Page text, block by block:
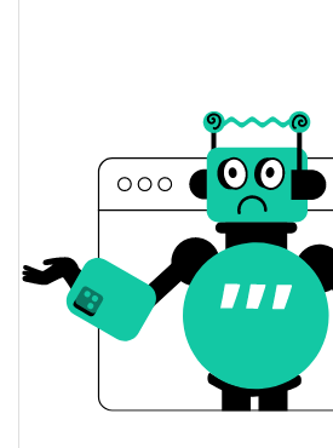
Abertura / Fecho de
A mudança de ontem
Volume de ontem
Histórico do preço do Butthole